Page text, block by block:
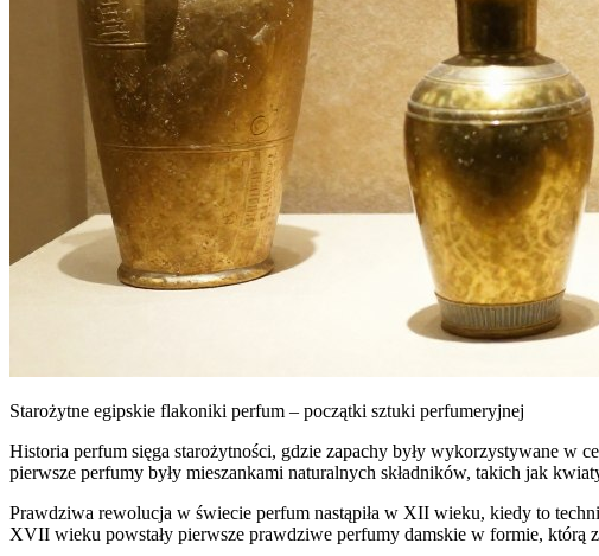
Starożytne egipskie flakoniki perfum – początki sztuki perfumeryjnej
Historia perfum sięga starożytności, gdzie zapachy były wykorzystywane w
pierwsze perfumy były mieszankami naturalnych składników, takich jak
Prawdziwa rewolucja w świecie perfum nastąpiła w XII wieku, kiedy to
XVII wieku powstały pierwsze prawdziwe perfumy damskie w formie, którą